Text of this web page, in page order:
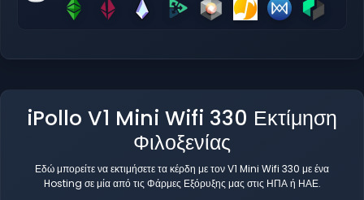
iPollo V1 Mini Wifi 330 Εκτίμηση
Φιλοξενίας
Εδώ μπορείτε να εκτιμήσετε τα κέρδη με τον V1 Mini Wifi 330 με ένα
Hosting σε μία από τις Φάρμες Εξόρυξης μας στις ΗΠΑ ή ΗΑΕ.